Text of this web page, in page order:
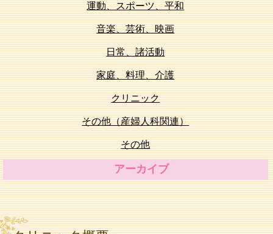
運動、スポーツ、平和
音楽、芸術、映画
日常、諸活動
家庭、料理、介護
クリニック
その他（産婦人科関連）
その他
アーカイブ